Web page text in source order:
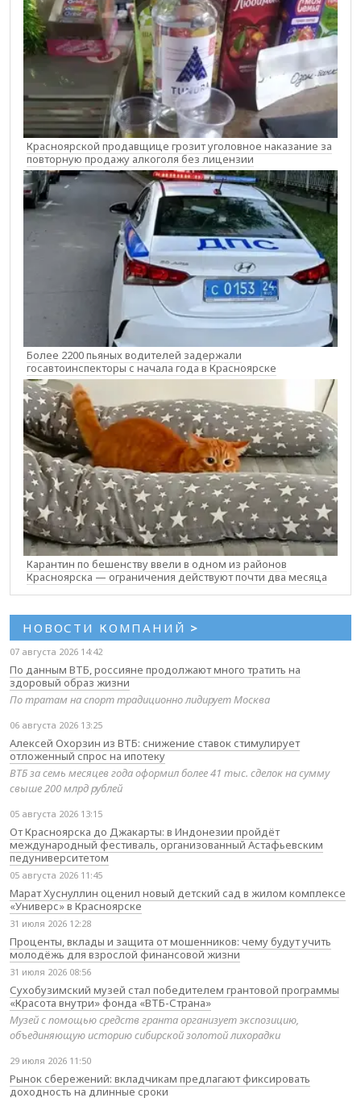
Красноярской продавщице грозит уголовное наказание за
повторную продажу алкоголя без лицензии
Более 2200 пьяных водителей задержали
госавтоинспекторы с начала года в Красноярске
Карантин по бешенству ввели в одном из районов
Красноярска — ограничения действуют почти два месяца
НОВОСТИ КОМПАНИЙ >
07 августа 2026 14:42
По данным ВТБ, россияне продолжают много тратить на
здоровый образ жизни
По тратам на спорт традиционно лидирует Москва
06 августа 2026 13:25
Алексей Охорзин из ВТБ: снижение ставок стимулирует
отложенный спрос на ипотеку
ВТБ за семь месяцев года оформил более 41 тыс. сделок на сумму
свыше 200 млрд рублей
05 августа 2026 13:15
От Красноярска до Джакарты: в Индонезии пройдёт
международный фестиваль, организованный Астафьевским
педуниверситетом
05 августа 2026 11:45
Марат Хуснуллин оценил новый детский сад в жилом комплексе
«Универс» в Красноярске
31 июля 2026 12:28
Проценты, вклады и защита от мошенников: чему будут учить
молодёжь для взрослой финансовой жизни
31 июля 2026 08:56
Сухобузимский музей стал победителем грантовой программы
«Красота внутри» фонда «ВТБ-Страна»
Музей с помощью средств гранта организует экспозицию,
объединяющую историю сибирской золотой лихорадки
29 июля 2026 11:50
Рынок сбережений: вкладчикам предлагают фиксировать
доходность на длинные сроки